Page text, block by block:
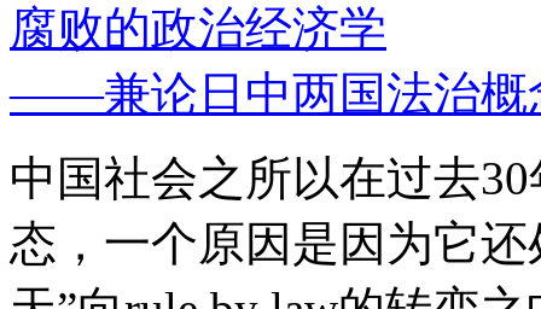
腐败的政治经济学
——兼论日中两国法治概
中国社会之所以在过去
态，一个原因是因为它